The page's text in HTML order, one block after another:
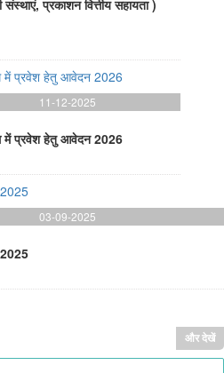
प्रकाशन वित्तीय सहायता )
में प्रवेश हेतु आवेदन 2026
11-12-2025
में प्रवेश हेतु आवेदन 2026
2025
03-09-2025
2025
और देखें